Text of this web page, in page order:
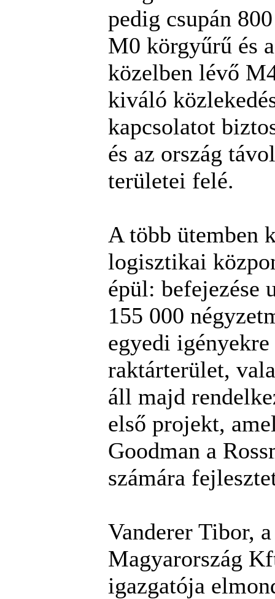
pedig csupán
M0 körgyűrű és
közelben lévő
kiváló
kapcsolatot
és az ország
területei felé.
A több ütemben
logisztikai
épül: befejezése
155 000
egyedi igényekre
raktárterület,
áll majd
első projekt,
Goodman a
számára
Vanderer Tibor,
Magyarország
igazgatója